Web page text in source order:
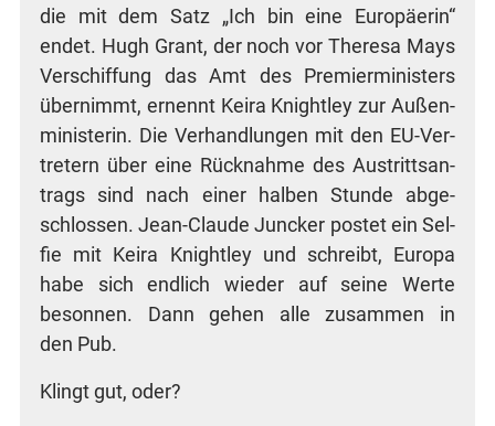
die mit dem Satz „Ich bin eine Euro­päe­rin“
endet. Hugh Grant, der noch vor The­re­sa Mays
Ver­schif­fung das Amt des Pre­mier­mi­nis­ters
über­nimmt, ernennt Kei­ra Knight­ley zur Außen­
mi­nis­te­rin. Die Ver­hand­lun­gen mit den EU-Ver­
tre­tern über eine Rück­nah­me des Aus­tritts­an­
trags sind nach einer hal­ben Stun­de abge­
schlos­sen. Jean-Clau­de Jun­cker pos­tet ein Sel­
fie mit Kei­ra Knight­ley und schreibt, Euro­pa
habe sich end­lich wie­der auf sei­ne Wer­te
beson­nen. Dann gehen alle zusam­men in
den Pub.
Klingt gut, oder?